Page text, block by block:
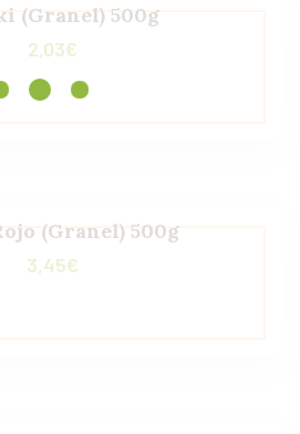
(Granel) 500g
2,03€
(Granel) 500g
3,45€